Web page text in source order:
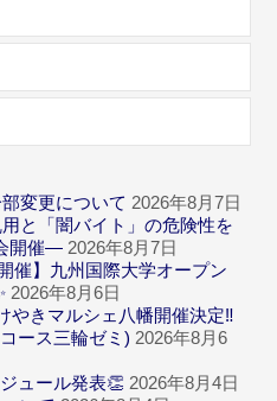
変更について 2026年8月7日
と「闇バイト」の危険性を
開催― 2026年8月7日
催】九州国際大学オープン
2026年8月6日
やきマルシェ八幡開催決定‼
ース三輪ゼミ) 2026年8月6
ュール発表👏 2026年8月4日